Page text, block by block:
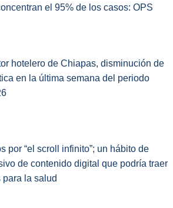
el 95% de los casos: OPS
hotelero de Chiapas, disminución de
en la última semana del periodo
por “el scroll infinito”; un hábito de
de contenido digital que podría traer
la salud